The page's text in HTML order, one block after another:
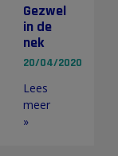
Gezwel
in de
nek
20/04/2020
Lees
meer
»